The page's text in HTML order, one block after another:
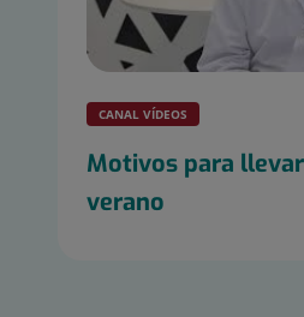
CANAL VÍDEOS
Motivos para
verano